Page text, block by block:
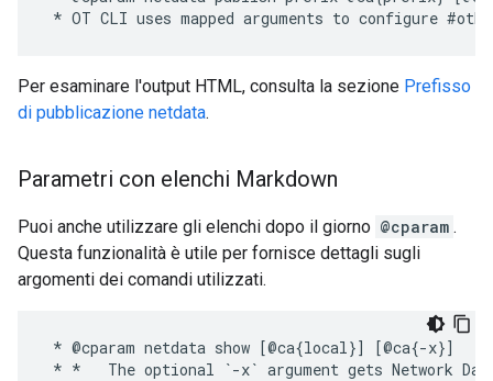
Per esaminare l'output HTML, consulta la sezione Prefisso
di pubblicazione netdata.
Parametri con elenchi Markdown
Puoi anche utilizzare gli elenchi dopo il giorno @cparam .
Questa funzionalità è utile per fornisce dettagli sugli
argomenti dei comandi utilizzati.
* @cparam netdata show [@ca{local}] [@ca{-x}]
* *   The optional `-x` argument gets Network Data